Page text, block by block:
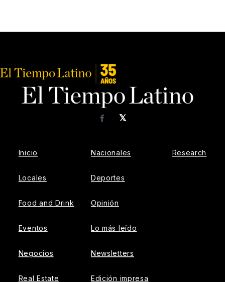
𝕏
Facebook
Inicio
Locales
Food and Drink
Eventos
Negocios
Real Estate
Nacionales
Deportes
Opinión
Lo más leído
Newsletters
Edición impresa
Research